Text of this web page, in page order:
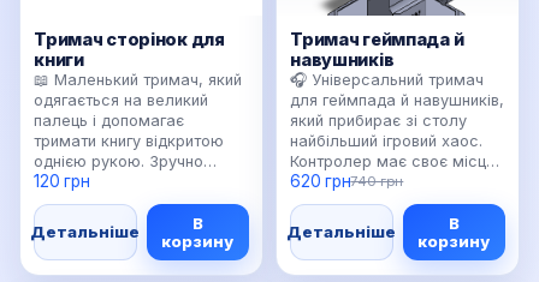
Тримач сторінок для
книги
📖 Маленький тримач, який
одягається на великий
палець і допомагає
тримати книгу відкритою
однією рукою. Зручно
читати в транспорті, на
дивані або з чашкою кави.
Виглядає мінімалістично,
друкується швидко й може
бути дуже приємним
120 грн
Детальніше
В
корзину
Тримач геймпада й
навушників
🎧 Універсальний тримач
для геймпада й навушників,
який прибирає зі столу
найбільший ігровий хаос.
Контролер має своє місце,
гарнітура не падає, а сетап
виглядає охайніше. Добре
підходить для робочого
столу, стрімерського
куточка або подарунка
620 грн740 грн
Детальніше
В
корзину